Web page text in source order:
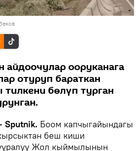
ооруканага
отуруп бараткан
бөлүп турган
Sputnik. Боом капчыгайындагы
беш киши
Жол кыймылынын